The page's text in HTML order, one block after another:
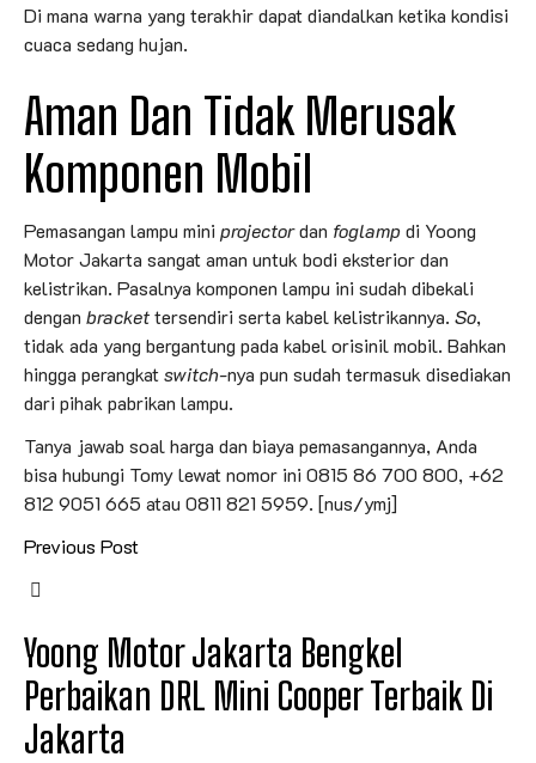
Di mana warna yang terakhir dapat diandalkan ketika kondisi
cuaca sedang hujan.
Aman Dan Tidak Merusak
Komponen Mobil
Pemasangan lampu mini projectordan foglampdi Yoong
Motor Jakarta sangat aman untuk bodi eksterior dan
kelistrikan. Pasalnya komponen lampu ini sudah dibekali
dengan brackettersendiri serta kabel kelistrikannya. So,
tidak ada yang bergantung pada kabel orisinil mobil. Bahkan
hingga perangkatswitch-nya pun sudah termasuk disediakan
dari pihak pabrikan lampu.
Tanya jawab soal harga dan biaya pemasangannya, Anda
bisa hubungi Tomy lewat nomor ini 0815 86 700 800, +62
812 9051 665 atau 0811 821 5959. [nus/ymj]
Previous Post
Yoong Motor Jakarta Bengkel
Perbaikan DRL Mini Cooper Terbaik Di
Jakarta